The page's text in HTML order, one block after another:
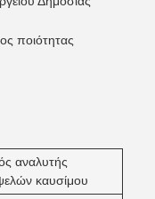
ποιότητας
αναλυτής
καυσίμου